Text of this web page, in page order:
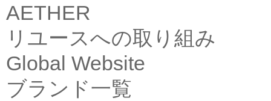
AETHER
リユースへの取り組み
Global Website
ブランド一覧